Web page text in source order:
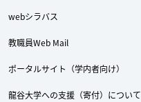
webシラバス
教職員Web Mail
ポータルサイト（学内者向け）
龍谷大学への支援（寄付）について